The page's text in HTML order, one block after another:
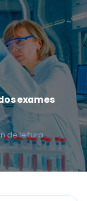
exames
de leitura